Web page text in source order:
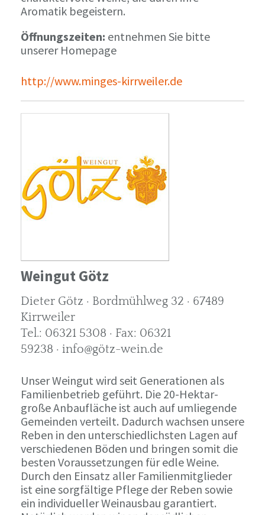
Aromatik begeistern.
Öffnungszeiten: entnehmen Sie bitte
unserer Homepage
http://www.minges-kirrweiler.de
Weingut Götz
Dieter Götz · Bordmühlweg 32 · 67489
Kirrweiler
Tel.: 06321 5308 · Fax: 06321
59238 · info@götz-wein.de
Unser Weingut wird seit Generationen als
Familienbetrieb geführt. Die 20-Hektar-
große Anbaufläche ist auch auf umliegende
Gemeinden verteilt. Dadurch wachsen unsere
Reben in den unterschiedlichsten Lagen auf
verschiedenen Böden und bringen somit die
besten Voraussetzungen für edle Weine.
Durch den Einsatz aller Familienmitglieder
ist eine sorgfältige Pflege der Reben sowie
ein individueller Weinausbau garantiert.